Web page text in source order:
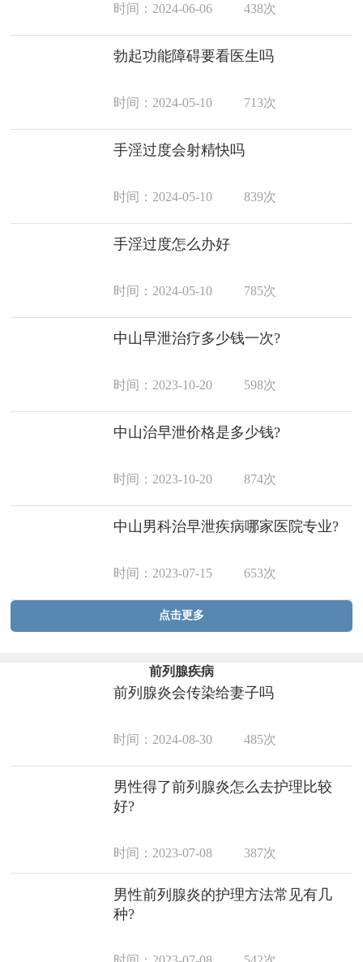
时间：2024-06-06 438次
勃起功能障碍要看医生吗
时间：2024-05-10 713次
手淫过度会射精快吗
时间：2024-05-10 839次
手淫过度怎么办好
时间：2024-05-10 785次
中山早泄治疗多少钱一次?
时间：2023-10-20 598次
中山治早泄价格是多少钱?
时间：2023-10-20 874次
中山男科治早泄疾病哪家医院专业?
时间：2023-07-15 653次
点击更多
前列腺疾病
前列腺炎会传染给妻子吗
时间：2024-08-30 485次
男性得了前列腺炎怎么去护理比较
好?
时间：2023-07-08 387次
男性前列腺炎的护理方法常见有几
种?